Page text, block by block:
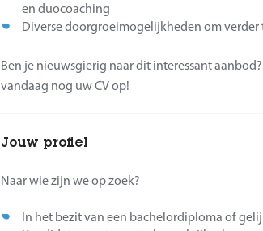
en duocoaching
Diverse doorgroeimogelijkheden om
Ben je nieuwsgierig naar dit interessant
vandaag nog uw CV op!
Jouw profiel
Naar wie zijn we op zoek?
In het bezit van een bachelordiploma of